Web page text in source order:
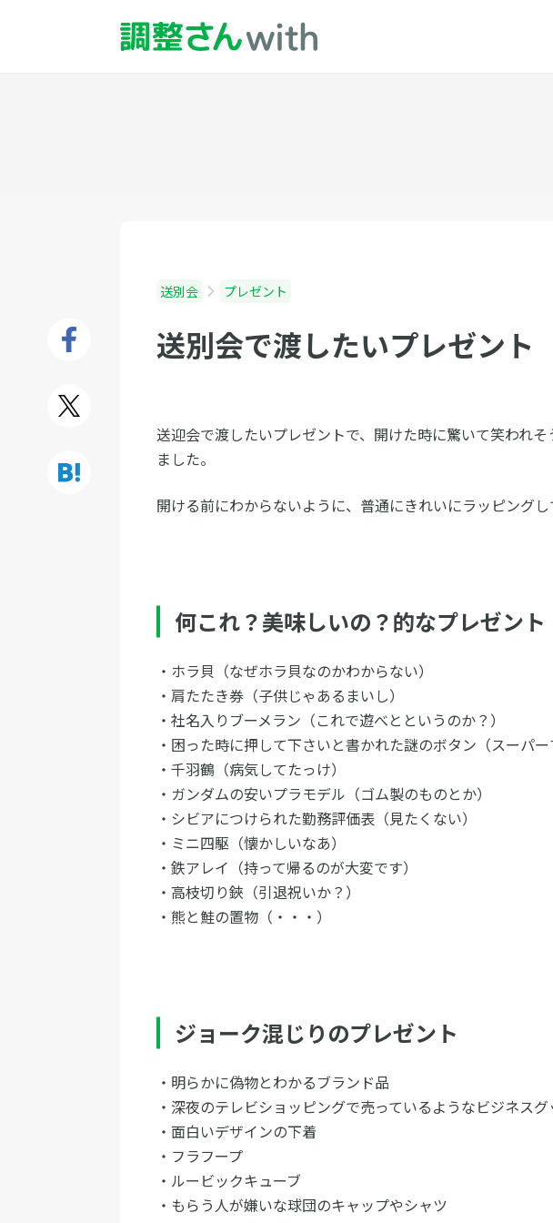
送別会 プレゼント
送別会で渡したいプレゼン
送迎会で渡したいプレゼントで、開けた時に驚いて笑われ
ました。
開ける前にわからないように、普通にきれいにラッピングし
何これ？美味しいの？的なプレゼント
・ホラ貝（なぜホラ貝なのかわからない）
・肩たたき券（子供じゃあるまいし）
・社名入りブーメラン（これで遊べとというのか？）
・困った時に押して下さいと書かれた謎のボタン（スーパー
・千羽鶴（病気してたっけ）
・ガンダムの安いプラモデル（ゴム製のものとか）
・シビアにつけられた勤務評価表（見たくない）
・ミニ四駆（懐かしいなあ）
・鉄アレイ（持って帰るのが大変です）
・高枝切り鋏（引退祝いか？）
・熊と鮭の置物（・・・）
ジョーク混じりのプレゼント
・明らかに偽物とわかるブランド品
・深夜のテレビショッピングで売っているようなビジネスグ
・面白いデザインの下着
・フラフープ
・ルービックキューブ
・もらう人が嫌いな球団のキャップやシャツ